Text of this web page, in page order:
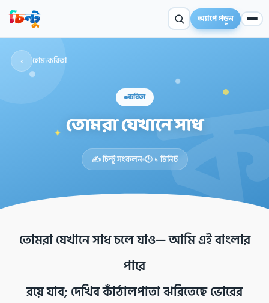
অ্যাপে পড়ুন
✦
‹ হোম›কবিতা
কবিতা
তোমরা যেখানে সাধ
✍️ চিন্টু সংকলন 🕒 ১ মিনিট
তোমরা যেখানে সাধ চলে যাও— আমি এই বাংলার
পারে
রয়ে যাব; দেখিব কাঁঠালপাতা ঝরিতেছে ভোরের